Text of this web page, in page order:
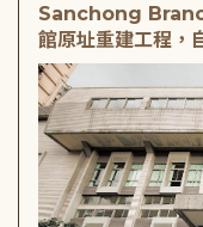
Sanchong
館原址重建工程，